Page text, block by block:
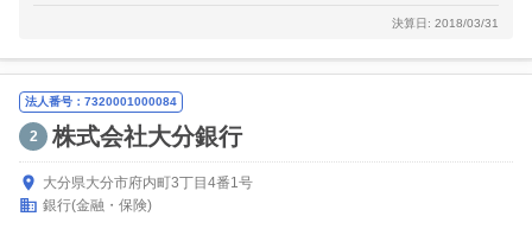
決算日: 2018/03/31
法人番号：7320001000084
2 株式会社大分銀行
大分県大分市府内町3丁目4番1号
銀行(金融・保険)